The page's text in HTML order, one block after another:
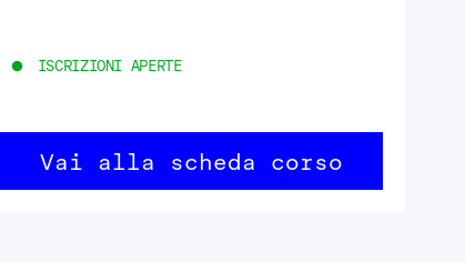
ISCRIZIONI APERTE
Vai alla scheda corso